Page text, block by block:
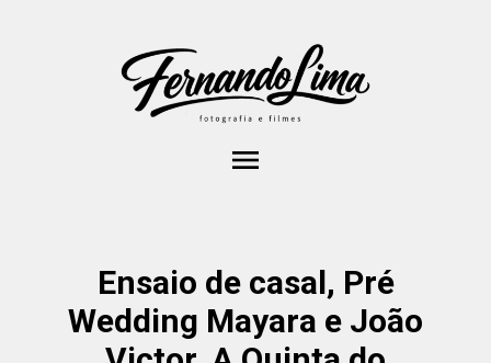
menu
Ensaio de casal, Pré
Wedding Mayara e João